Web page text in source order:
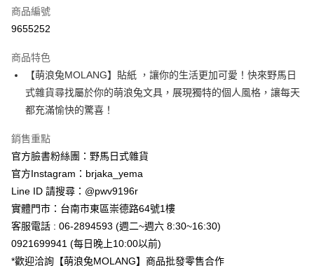
信用卡分期付款
合作金庫商業銀行
華南商業銀行
彰化商業銀行
上海商業儲蓄銀行
台北富邦商業銀行
國泰世華商業銀行
匯豐（台灣）商業銀行
聯邦商業銀行
玉山商業銀行
台新國際商業銀行
台灣樂天信用卡公司
超商取貨付款
LINE Pay
街口支付
悠遊付
Google Pay
ATM付款
運送方式
商品編號
9655252
商品特色
【萌浪兔MOLANG】貼紙 ，讓你的生活更加可愛！快來野馬日
式雜貨尋找屬於你的萌浪兔文具，展現獨特的個人風格，讓每天
都充滿愉快的驚喜！
銷售重點
官方臉書粉絲團：野馬日式雜貨
官方Instagram：brjaka_yema
Line ID 請搜尋：@pwv9196r
實體門市：台南市東區崇德路64號1樓
客服電話 : 06-2894593 (週二~週六 8:30~16:30)
0921699941 (每日晚上10:00以前)
*歡迎洽詢【萌浪兔MOLANG】商品批發零售合作